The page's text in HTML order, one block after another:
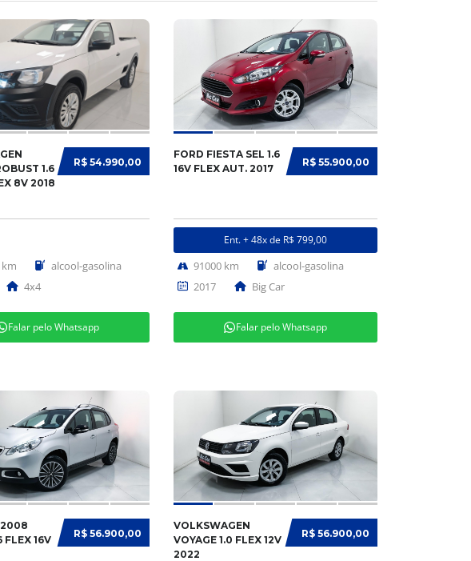
R$ 54.990,00
1.6
8V 2018
km
alcool-gasolina
4x4
Falar pelo Whatsapp
R$ 55.900,00
FORD FIESTA SEL 1.6
16V FLEX AUT. 2017
Ent. + 48x de R$ 799,00
91000 km
alcool-gasolina
2017
Big Car
Falar pelo Whatsapp
R$ 56.900,00
2008
FLEX 16V
R$ 56.900,00
VOLKSWAGEN
VOYAGE 1.0 FLEX 12V
2022